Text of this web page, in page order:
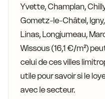
Yvette, Champlan,
Gometz-le-Châtel,
Linas, Longjumeau,
Wissous (16,1 €/m²)
celui de ces villes
utile pour savoir si le
avec le secteur.